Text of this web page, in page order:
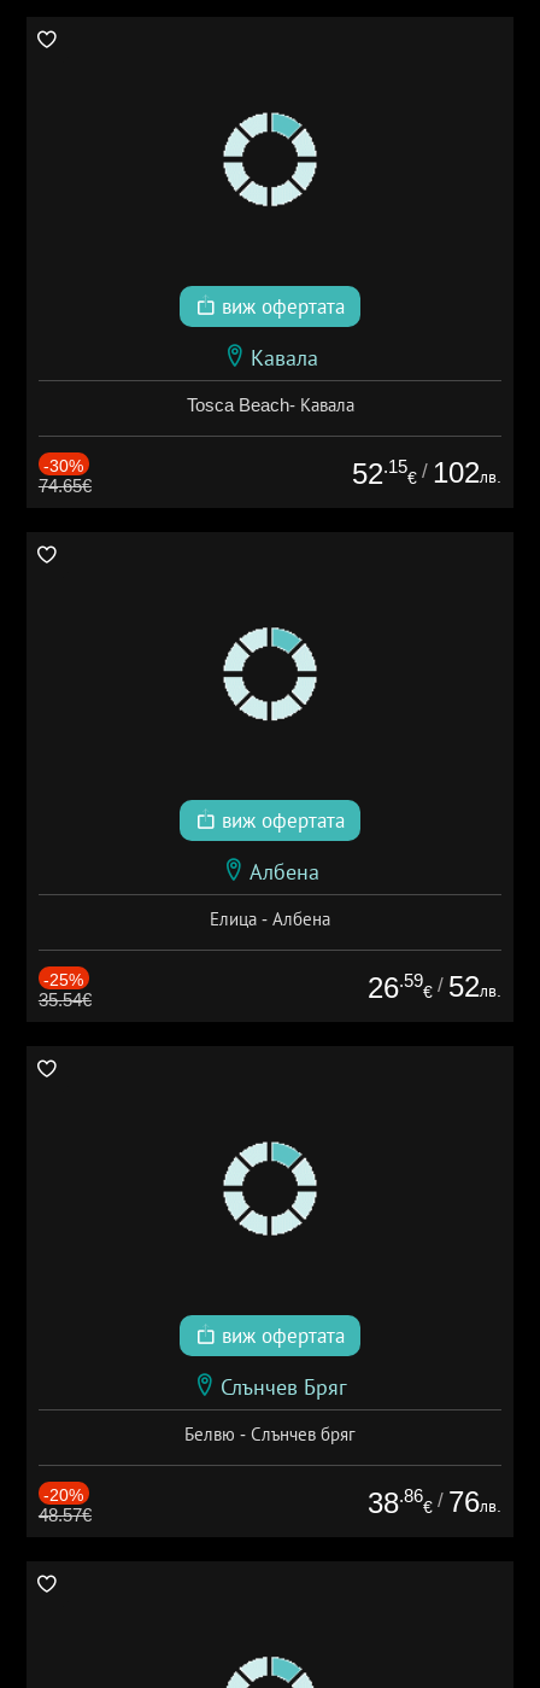
виж офертата
Кавала
Tosca Beach- Кавала
-30%
74.65€ 52.15
€ / 102лв.
виж офертата
Албена
Елица - Албена
-25%
35.54€ 26.59
€ / 52лв.
виж офертата
Слънчев Бряг
Белвю - Слънчев бряг
-20%
48.57€ 38.86
€ / 76лв.